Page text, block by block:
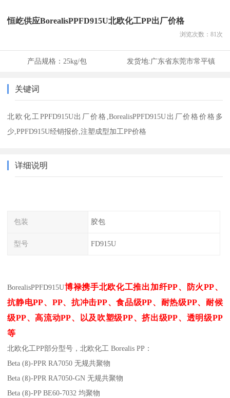
恒屹供应BorealisPPFD915U北欧化工PP出厂价格
浏览次数： 81次
产品规格： 25kg/包 发货地:广东省东莞市常平镇
关键词
北欧化工PPFD915U出厂价格,BorealisPPFD915U出厂价格价格多
少,PPFD915U经销报价,注塑成型加工PP价格
详细说明
包装 胶包
型号 FD915U
BorealisPPFD915U博禄携手北欧化工推出加纤PP、防火PP、
抗静电PP、 PP、抗冲击PP、食品级PP、耐热级PP、耐候
级PP、高流动PP、以及吹塑级PP、挤出级PP、透明级PP
等
北欧化工PP部分型号，北欧化工 Borealis PP：
Beta (ß)-PPR RA7050 无规共聚物
Beta (ß)-PPR RA7050-GN 无规共聚物
Beta (ß)-PP BE60-7032 均聚物